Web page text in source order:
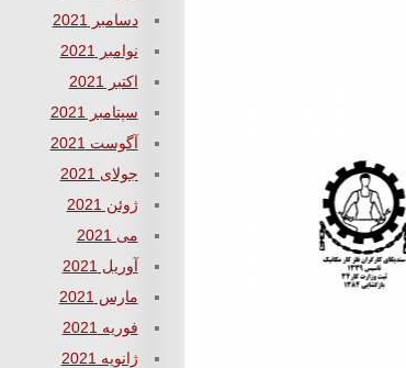
دسامبر 2021
نوامبر 2021
اکتبر 2021
سپتامبر 2021
آگوست 2021
جولای 2021
ژوئن 2021
می 2021
آوریل 2021
مارس 2021
فوریه 2021
ژانویه 2021